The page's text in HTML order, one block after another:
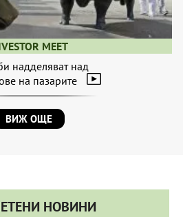
MEET
надделяват над
на пазарите
ВИЖ ОЩЕ
НОВИНИ